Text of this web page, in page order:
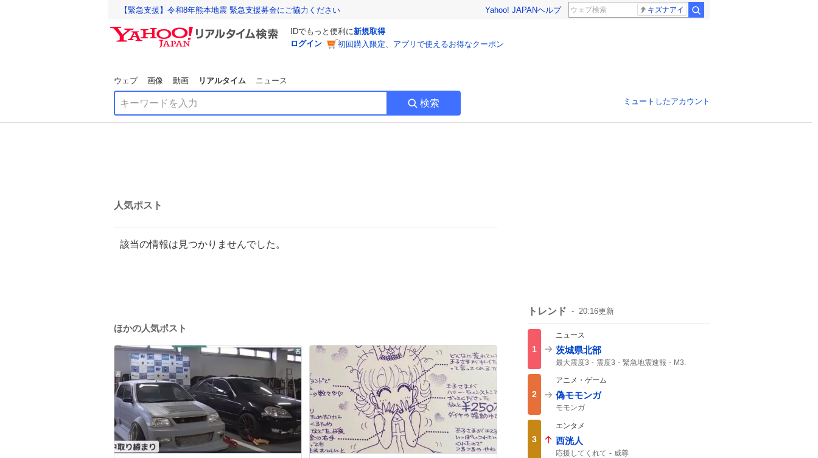
【緊急支援】令和8年熊本地震 緊急支援募金にご協力ください Yahoo! JAPANヘルプ キズナアイ
IDでもっと便利に新規取得
ログイン
初回購入限定、アプリで使えるお得なクーポン
ウェブ 画像 動画 リアルタイム ニュース
検索 ミュートしたアカウント
人気ポスト
該当の情報は見つかりませんでした。
ほかの人気ポスト
トレンド 20:16更新
1
ニュース
茨城県北部
最大震度3 震度3 緊急地震速報
M3.
震度2
45km
2
アニメ・ゲーム
偽モモンガ
モモンガ
3
エンタメ
西洸人
応援してくれて 威尊